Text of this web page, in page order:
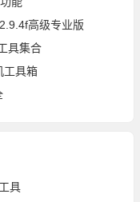
高级专业版
具集合
工具箱
具